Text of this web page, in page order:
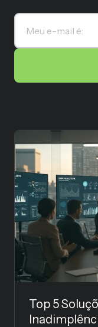
Top 5